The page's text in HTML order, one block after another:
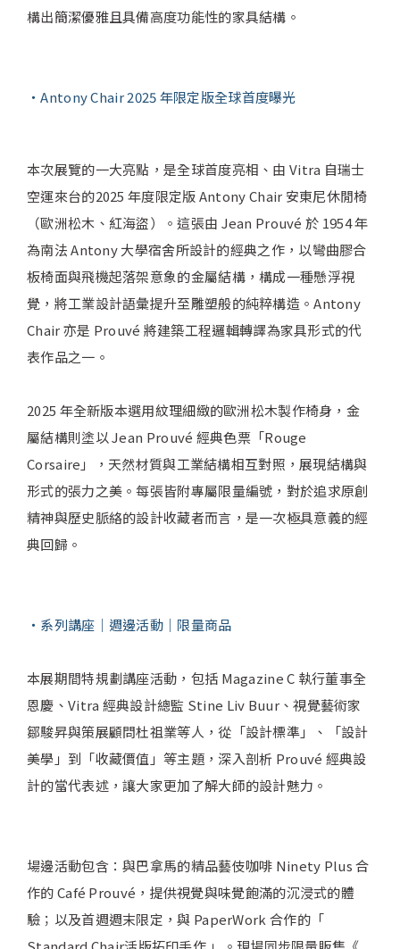
構出簡潔優雅且具備高度功能性的家具結構。
Antony Chair 2025 年限定版全球首度曝光
本次展覽的一大亮點，是全球首度亮相、由 Vitra 自瑞士
空運來台的2025 年度限定版 Antony Chair 安東尼休閒椅
（歐洲松木、紅海盜）。這張由 Jean Prouvé 於 1954 年
為南法 Antony 大學宿舍所設計的經典之作，以彎曲膠合
板椅面與飛機起落架意象的金屬結構，構成一種懸浮視
覺，將工業設計語彙提升至雕塑般的純粹構造。Antony
Chair 亦是 Prouvé 將建築工程邏輯轉譯為家具形式的代
表作品之一。
2025 年全新版本選用紋理細緻的歐洲松木製作椅身，金
屬結構則塗以 Jean Prouvé 經典色票「Rouge
Corsaire」，天然材質與工業結構相互對照，展現結構與
形式的張力之美。每張皆附專屬限量編號，對於追求原創
精神與歷史脈絡的設計收藏者而言，是一次極具意義的經
典回歸。
系列講座｜週邊活動｜限量商品
本展期間特規劃講座活動，包括 Magazine C 執行董事全
恩慶、Vitra 經典設計總監 Stine Liv Buur、視覺藝術家
鄒駿昇與策展顧問杜祖業等人，從「設計標準」、「設計
美學」到「收藏價值」等主題，深入剖析 Prouvé 經典設
計的當代表述，讓大家更加了解大師的設計魅力。
場邊活動包含：與巴拿馬的精品藝伎咖啡 Ninety Plus 合
作的 Café Prouvé，提供視覺與味覺飽滿的沉浸式的體
驗；以及首週週末限定，與 PaperWork 合作的「